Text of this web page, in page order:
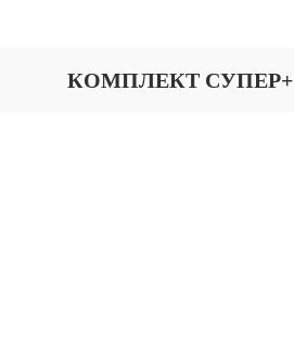
КОМПЛЕКТ СУПЕР+